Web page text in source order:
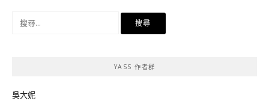
YASS 作者群
吳大妮